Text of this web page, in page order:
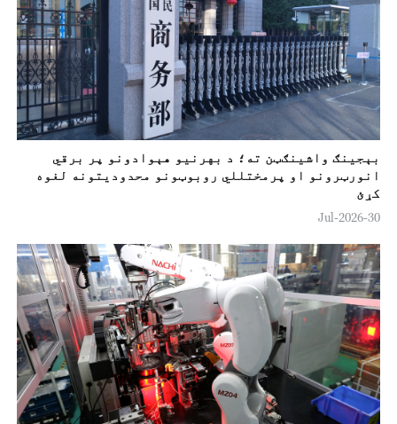
بېجينګ واشینګټن ته؛ د بهرنیو هېوادونو پر برقي
انورټرونو او پرمختللي روبوټونو محدوديتونه لغوه
کړئ
30-Jul-2026